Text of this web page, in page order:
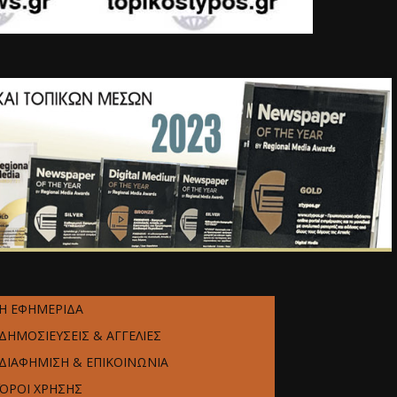
ΕΦΗΜΕΡΙΔΑ
& ΑΓΓΕΛΙΕΣ
& ΕΠΙΚΟΙΝΩΝΙΑ
ΧΡΗΣΗΣ